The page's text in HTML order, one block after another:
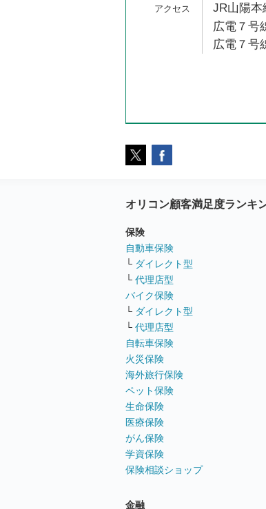
JR山陽本
広電７号
広電７号
オリコン顧客満足度ランキ
保険
自動車保険
└ ダイレクト型
└ 代理店型
バイク保険
└ ダイレクト型
└ 代理店型
自転車保険
火災保険
海外旅行保険
ペット保険
生命保険
医療保険
がん保険
学資保険
保険相談ショップ
金融